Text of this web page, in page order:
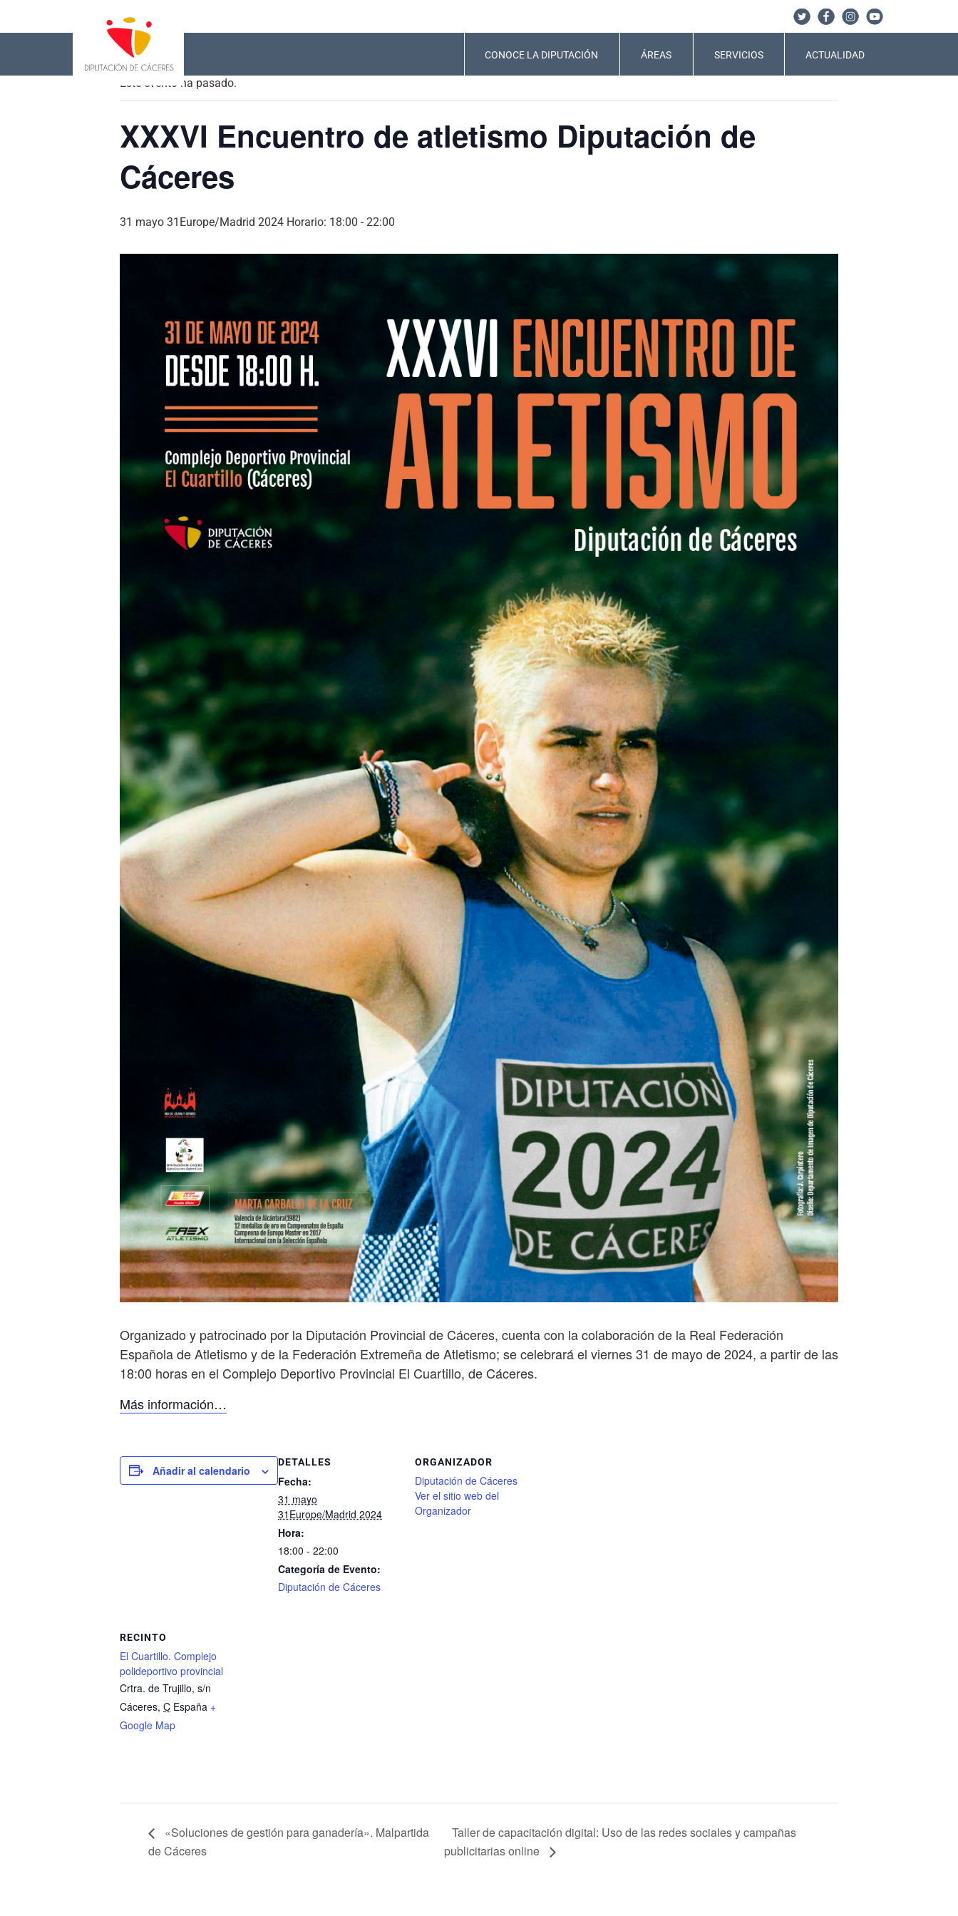
CONOCE LA DIPUTACIÓN ÁREAS SERVICIOS ACTUALIDAD
« Todos los Eventos
Este evento ha pasado.
XXXVI Encuentro de atletismo Diputación de
Cáceres
31 mayo 31Europe/Madrid 2024 Horario: 18:00 - 22:00
Organizado y patrocinado por la Diputación Provincial de Cáceres, cuenta con la colaboración de la Real Federación
Española de Atletismo y de la Federación Extremeña de Atletismo; se celebrará el viernes 31 de mayo de 2024, a partir de las
18:00 horas en el Complejo Deportivo Provincial El Cuartillo, de Cáceres.
Más información…
Añadir al calendario
DETALLES
Fecha:
31 mayo
31Europe/Madrid 2024
Hora:
18:00 - 22:00
Categoría de Evento:
Diputación de Cáceres
ORGANIZADOR
Diputación de Cáceres
Ver el sitio web del
Organizador
RECINTO
El Cuartillo. Complejo
polideportivo provincial
Crtra. de Trujillo, s/n
Cáceres, C España +
Google Map
«Soluciones de gestión para ganadería». Malpartida
de Cáceres
Taller de capacitación digital: Uso de las redes sociales y campañas
publicitarias online